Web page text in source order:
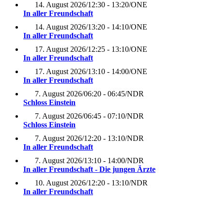
14. August 2026/12:30 - 13:20/ONE
In aller Freundschaft
14. August 2026/13:20 - 14:10/ONE
In aller Freundschaft
17. August 2026/12:25 - 13:10/ONE
In aller Freundschaft
17. August 2026/13:10 - 14:00/ONE
In aller Freundschaft
7. August 2026/06:20 - 06:45/NDR
Schloss Einstein
7. August 2026/06:45 - 07:10/NDR
Schloss Einstein
7. August 2026/12:20 - 13:10/NDR
In aller Freundschaft
7. August 2026/13:10 - 14:00/NDR
In aller Freundschaft - Die jungen Ärzte
10. August 2026/12:20 - 13:10/NDR
In aller Freundschaft